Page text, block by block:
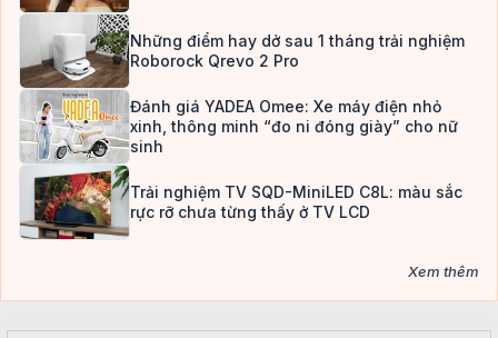
Những điểm hay dở sau 1 tháng trải nghiệm
Roborock Qrevo 2 Pro
Đánh giá YADEA Omee: Xe máy điện nhỏ
xinh, thông minh “đo ni đóng giày” cho nữ
sinh
Trải nghiệm TV SQD-MiniLED C8L: màu sắc
rực rỡ chưa từng thấy ở TV LCD
Xem thêm